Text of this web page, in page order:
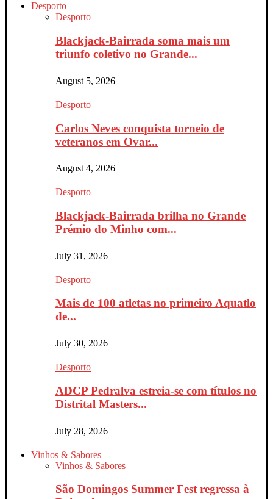
Desporto
Desporto
Blackjack-Bairrada soma mais um
triunfo coletivo no Grande...
August 5, 2026
Desporto
Carlos Neves conquista torneio de
veteranos em Ovar...
August 4, 2026
Desporto
Blackjack-Bairrada brilha no Grande
Prémio do Minho com...
July 31, 2026
Desporto
Mais de 100 atletas no primeiro Aquatlo
de...
July 30, 2026
Desporto
ADCP Pedralva estreia-se com títulos no
Distrital Masters...
July 28, 2026
Vinhos & Sabores
Vinhos & Sabores
São Domingos Summer Fest regressa à